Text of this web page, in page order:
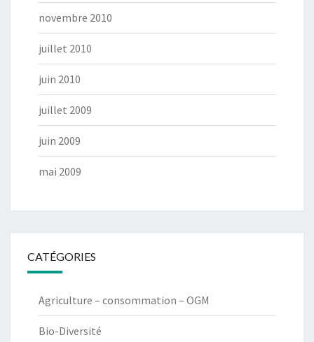
novembre 2010
juillet 2010
juin 2010
juillet 2009
juin 2009
mai 2009
CATÉGORIES
Agriculture – consommation – OGM
Bio-Diversité